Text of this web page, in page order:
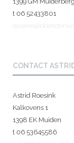
t 06 52433801
CONTACT
Astrid Roesink
Kalkovens 1
1398 EK Muiden
t 06 53645586